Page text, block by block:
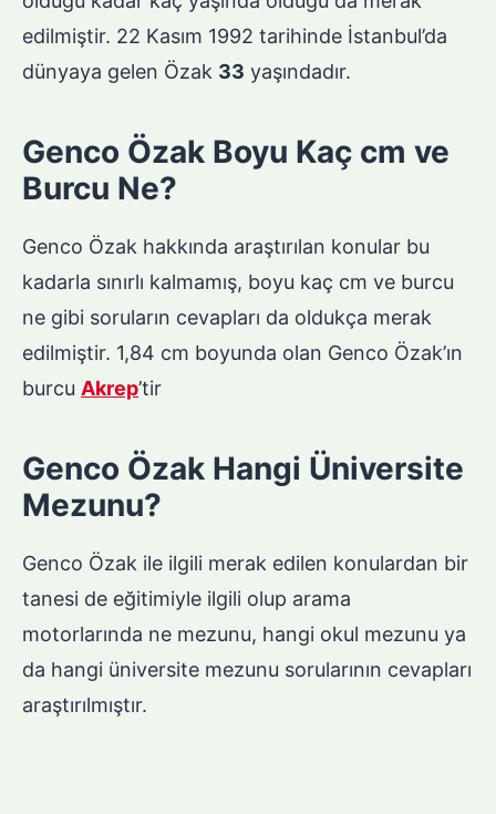
edilmiştir. 22 Kasım 1992 tarihinde İstanbul’da
dünyaya gelen Özak 33 yaşındadır.
Genco Özak Boyu Kaç cm ve
Burcu Ne?
Genco Özak hakkında araştırılan konular bu
kadarla sınırlı kalmamış, boyu kaç cm ve burcu
ne gibi soruların cevapları da oldukça merak
edilmiştir. 1,84 cm boyunda olan Genco Özak’ın
burcu Akrep’tir
Genco Özak Hangi Üniversite
Mezunu?
Genco Özak ile ilgili merak edilen konulardan bir
tanesi de eğitimiyle ilgili olup arama
motorlarında ne mezunu, hangi okul mezunu ya
da hangi üniversite mezunu sorularının cevapları
araştırılmıştır.